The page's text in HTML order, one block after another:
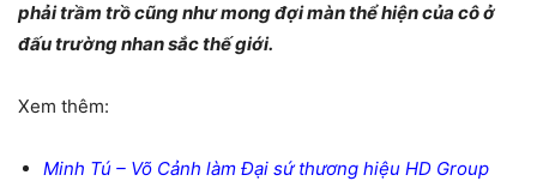
phải trầm trồ cũng như mong đợi màn thể hiện của cô ở
đấu trường nhan sắc thế giới.
Xem thêm:
Minh Tú – Võ Cảnh làm Đại sứ thương hiệu HD Group